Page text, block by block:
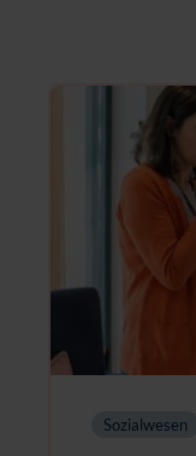
Sozialwesen